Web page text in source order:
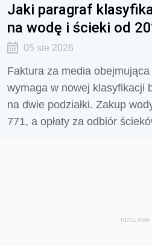
Jaki paragraf
na wodę i ścieki od
05 sie 2026
Faktura za media
wymaga w nowej klasyfikacji
na dwie podziałki. Zakup
771, a opłaty za odbiór
REKLAMA